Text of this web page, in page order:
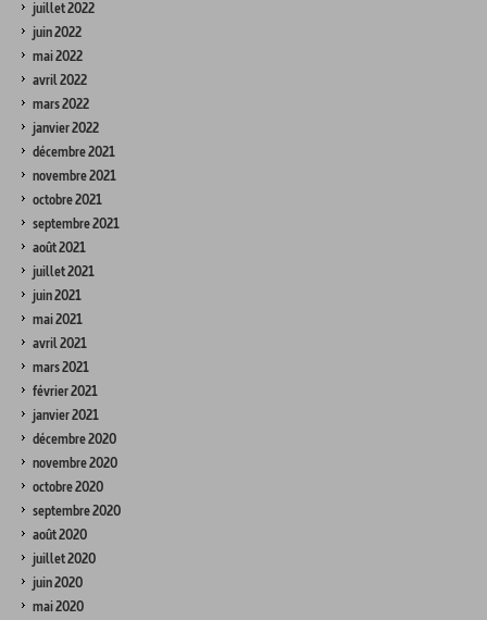
juillet 2022
juin 2022
mai 2022
avril 2022
mars 2022
janvier 2022
décembre 2021
novembre 2021
octobre 2021
septembre 2021
août 2021
juillet 2021
juin 2021
mai 2021
avril 2021
mars 2021
février 2021
janvier 2021
décembre 2020
novembre 2020
octobre 2020
septembre 2020
août 2020
juillet 2020
juin 2020
mai 2020